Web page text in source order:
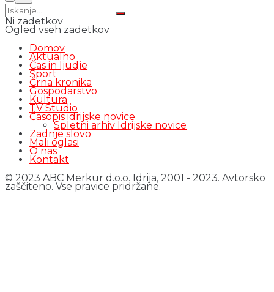
Ni zadetkov
Ogled vseh zadetkov
Domov
Aktualno
Čas in ljudje
Šport
Črna kronika
Gospodarstvo
Kultura
TV Studio
Časopis idrijske novice
Spletni arhiv Idrijske novice
Zadnje slovo
Mali oglasi
O nas
Kontakt
© 2023 ABC Merkur d.o.o. Idrija, 2001 - 2023. Avtorsko
zaščiteno. Vse pravice pridržane.